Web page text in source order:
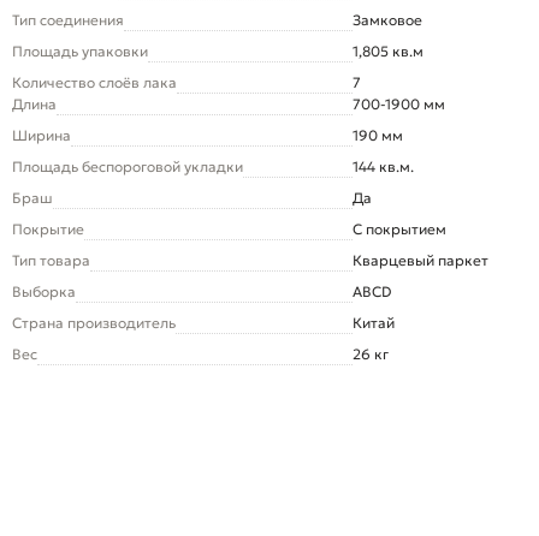
Тип соединения
Замковое
Площадь упаковки
1,805 кв.м
Количество слоёв лака
7
Длина
700-1900 мм
Ширина
190 мм
Площадь беспороговой укладки
144 кв.м.
Браш
Да
Покрытие
С покрытием
Тип товара
Кварцевый паркет
Выборка
ABCD
Страна производитель
Китай
Вес
26 кг